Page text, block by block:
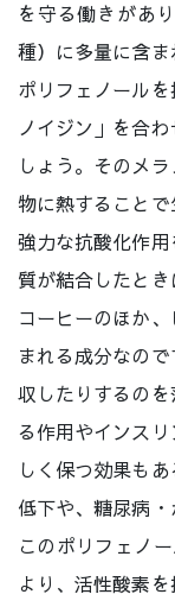
を守る働きがあ
種）に多量に含
ポリフェノール
ノイジン」を合
しょう。そのメ
物に熱することで
強力な抗酸化作
質が結合したと
コーヒーのほか
まれる成分なの
収したりするの
る作用やインス
しく保つ効果も
低下や、糖尿病・
このポリフェノ
より、活性酸素